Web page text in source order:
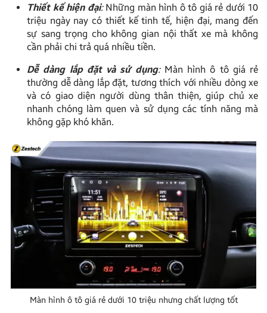
Thiết kế hiện đại:Những màn hình ô tô giá rẻ dưới 10
triệu ngày nay có thiết kế tinh tế, hiện đại, mang đến
sự sang trọng cho không gian nội thất xe mà không
cần phải chi trả quá nhiều tiền.
Dễ dàng lắp đặt và sử dụng:Màn hình ô tô giá rẻ
thường dễ dàng lắp đặt, tương thích với nhiều dòng xe
và có giao diện người dùng thân thiện, giúp chủ xe
nhanh chóng làm quen và sử dụng các tính năng mà
không gặp khó khăn.
Màn hình ô tô giá rẻ dưới 10 triệu nhưng chất lượng tốt